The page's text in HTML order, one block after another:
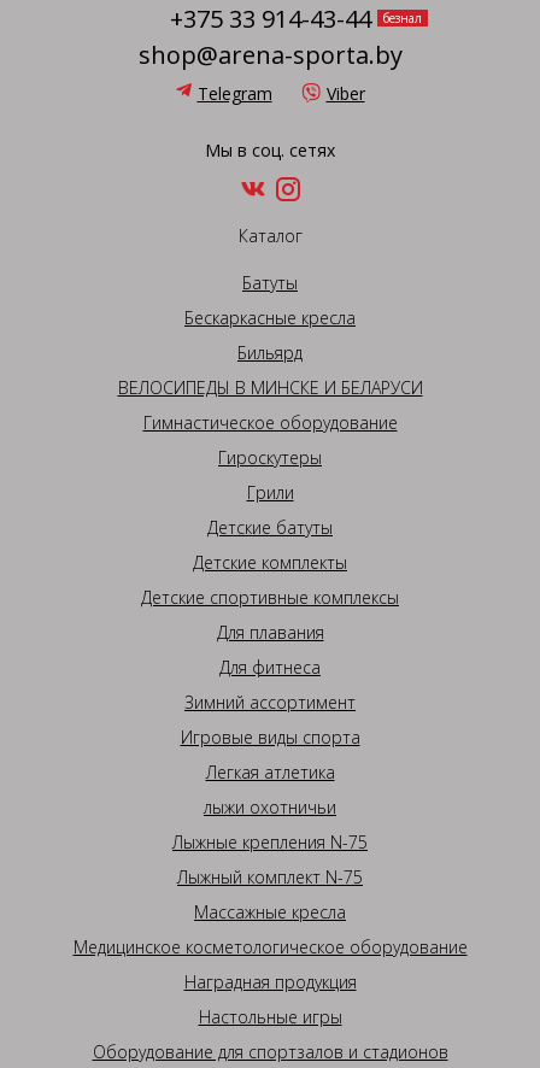
+375 33 914-43-44
безнал
shop@arena-sporta.by
Telegram Viber
Мы в соц. сетях
Каталог
Батуты
Бескаркасные кресла
Бильярд
ВЕЛОСИПЕДЫ В МИНСКЕ И БЕЛАРУСИ
Гимнастическое оборудование
Гироскутеры
Грили
Детские батуты
Детские комплекты
Детские спортивные комплексы
Для плавания
Для фитнеса
Зимний ассортимент
Игровые виды спорта
Легкая атлетика
лыжи охотничьи
Лыжные крепления N-75
Лыжный комплект N-75
Массажные кресла
Медицинское косметологическое оборудование
Наградная продукция
Настольные игры
Оборудование для спортзалов и стадионов